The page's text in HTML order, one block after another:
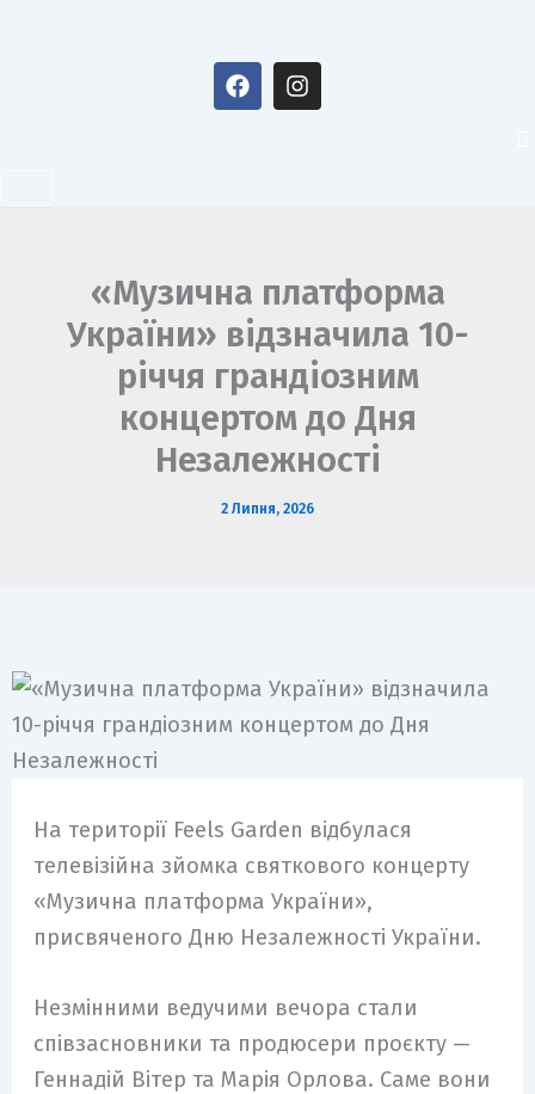
F
a
I
n
«Музична платформа
України» відзначила 10-
річчя грандіозним
концертом до Дня
Незалежності
2 Липня, 2026
На території Feels Garden відбулася
телевізійна зйомка святкового концерту
«Музична платформа України»,
присвяченого Дню Незалежності України.
Незмінними ведучими вечора стали
співзасновники та продюсери проєкту —
Геннадій Вітер та Марія Орлова. Саме вони